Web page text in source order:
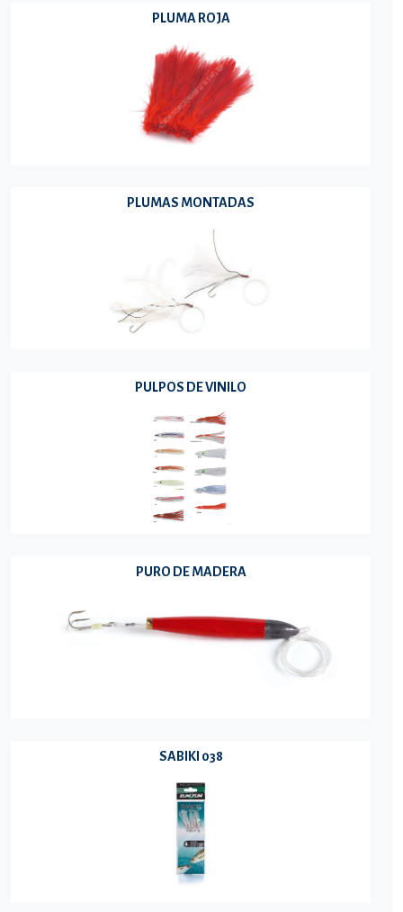
PLUMA ROJA
PLUMAS MONTADAS
PULPOS DE VINILO
PURO DE MADERA
SABIKI 038